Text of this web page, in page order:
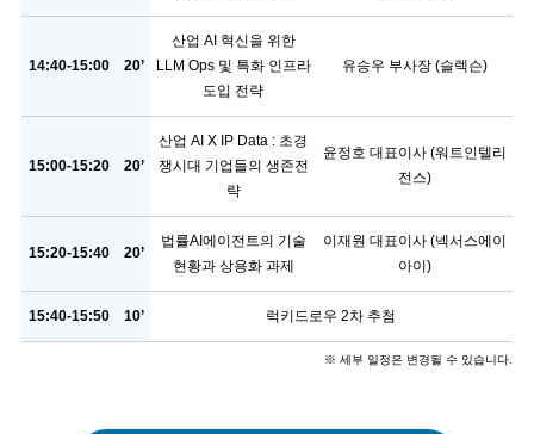
14:40-15:00 20’
산업 AI 혁신을 위한
LLM Ops 및 특화 인프라
도입 전략
유승우 부사장 (슬렉슨)
15:00-15:20 20’
산업 AI X IP Data : 초경
쟁시대 기업들의 생존전
략
윤정호 대표이사 (워트인텔리
전스)
15:20-15:40 20’
법률AI에이전트의 기술
현황과 상용화 과제
이재원 대표이사 (넥서스에이
아이)
15:40-15:50 10’ 럭키드로우 2차 추첨
※ 세부 일정은 변경될 수 있습니다.